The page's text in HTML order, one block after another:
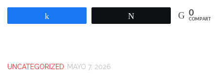
0
COMPARTIR
UNCATEGORIZED MAYO 7, 2026